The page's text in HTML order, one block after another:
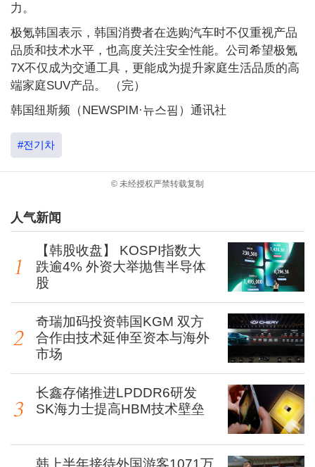
力。
极氪韩国表示，韩国消费者在选购汽车时不仅重视产品
品质和技术水平，也高度关注安全性能。公司希望极氪
7X不仅成为交通工具，更能成为提升家庭生活品质的高
端家庭SUV产品。 （完）
韩国纽斯频（NEWSPIM·뉴스핌）通讯社
#전기차
© 未经授权严禁转载复制
人气新闻
【韩股收盘】 KOSPI指数大
跌逾4% 外资大举抛售半导体
股
奇瑞加码投资韩国KGM 双方
合作由技术延伸至资本与海外
市场
长鑫存储推进LPDDR6研发
SK海力士提高HBM技术壁垒
韩上半年接待外国游客1071万